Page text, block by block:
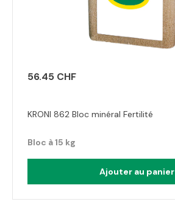
56.45 CHF
KRONI 862 Bloc minéral Fertilité
Bloc à 15 kg
Ajouter au panier